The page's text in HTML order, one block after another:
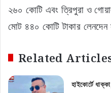
২৬০ কোটি এবং ত্রিপুরা ও
মোট ৪৪০ কোটি টাকার লেনদেন
Related
হাইকোর্টে